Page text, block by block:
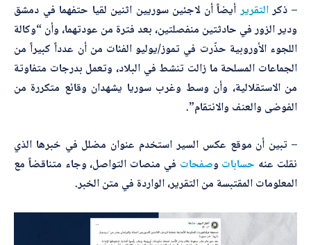
– ذكرالتقريرأيضاً أن لاجئين سوريين اثنين لقيا حتفهما في دمشق
ودير الزور في حادثتين منفصلتين، بعد فترة من عودتهما، وأن “وكالة
اللجوء الأوروبية حذّرت في تموز/يوليو الفئات من أن عدداً كبيراً من
الجماعات المسلحة ما زالت تنشط في البلاد، وتعمل بدرجات متفاوتة
من الاستقلالية، وأن وسط وغرب سوريا يشهدان وقائع متكررة من
الفوضى والعنف والانتقام”.
– تبين أن موقع عكس السير استخدم عنوان مضلل في خبرها الذي
نقلت عنه حسابات وصفحات في منصات التواصل، وجاء متناقضاً مع
المعلومات المقتبسة من التقرير، الواردة في متن الخبر.